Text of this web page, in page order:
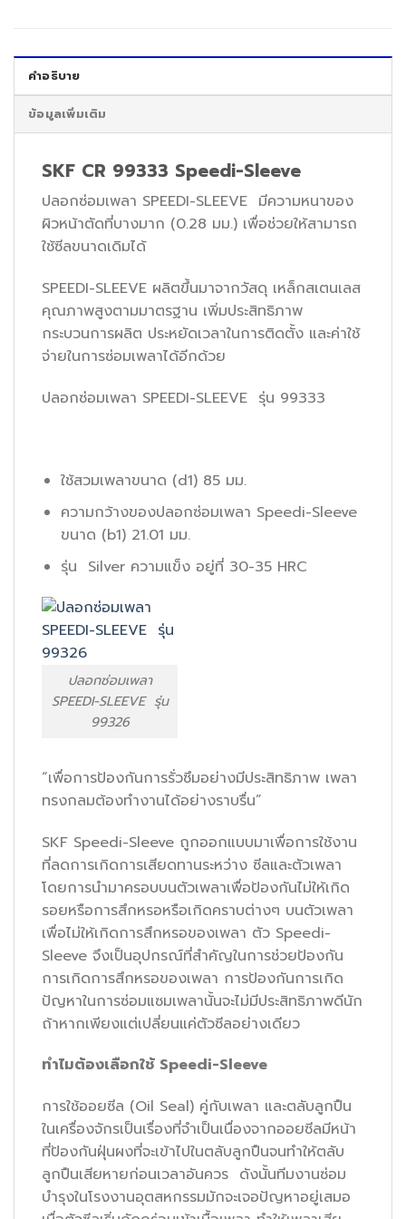
คำอธิบาย
ข้อมูลเพิ่มเติม
SKF CR 99333 Speedi-Sleeve
ปลอกซ่อมเพลา SPEEDI-SLEEVE มีความหนาของ
ผิวหน้าตัดที่บางมาก (0.28 มม.) เพื่อช่วยให้สามารถ
ใช้ซีลขนาดเดิมได้
SPEEDI-SLEEVE ผลิตขึ้นมาจากวัสดุ เหล็กสเตนเลส
คุณภาพสูงตามมาตรฐาน เพิ่มประสิทธิภาพ
กระบวนการผลิต ประหยัดเวลาในการติดตั้ง และค่าใช้
จ่ายในการซ่อมเพลาได้อีกด้วย
ปลอกซ่อมเพลา SPEEDI-SLEEVE รุ่น 99333
ใช้สวมเพลาขนาด (d1) 85 มม.
ความกว้างของปลอกซ่อมเพลา Speedi-Sleeve
ขนาด (b1) 21.01 มม.
รุ่น Silver ความแข็ง อยู่ที่ 30-35 HRC
ปลอกซ่อมเพลา
SPEEDI-SLEEVE รุ่น
99326
“เพื่อการป้องกันการรั่วซึมอย่างมีประสิทธิภาพ เพลา
ทรงกลมต้องทำงานได้อย่างราบรื่น”
SKF Speedi-Sleeve ถูกออกแบบมาเพื่อการใช้งาน
ที่ลดการเกิดการเสียดทานระหว่าง ซีลและตัวเพลา
โดยการนำมาครอบบนตัวเพลาเพื่อป้องกันไม่ให้เกิด
รอยหรือการสึกหรอหรือเกิดคราบต่างๆ บนตัวเพลา
เพื่อไม่ให้เกิดการสึกหรอของเพลา ตัว Speedi-
Sleeve จึงเป็นอุปกรณ์ที่สำคัญในการช่วยป้องกัน
การเกิดการสึกหรอของเพลา การป้องกันการเกิด
ปัญหาในการซ่อมแซมเพลานั้นจะไม่มีประสิทธิภาพดีนัก
ถ้าหากเพียงแต่เปลี่ยนแค่ตัวซีลอย่างเดียว
ทำไมต้องเลือกใช้ Speedi-Sleeve
การใช้ออยซีล (Oil Seal) คู่กับเพลา และตลับลูกปืน
ในเครื่องจักรเป็นเรื่องที่จำเป็นเนื่องจากออยซีลมีหน้า
ที่ป้องกันฝุ่นผงที่จะเข้าไปในตลับลูกปืนจนทำให้ตลับ
ลูกปืนเสียหายก่อนเวลาอันควร ดังนั้นทีมงานซ่อม
บำรุงในโรงงานอุตสหกรรมมักจะเจอปัญหาอยู่เสมอ